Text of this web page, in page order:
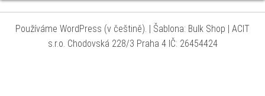
Používáme WordPress (v češtině). | Šablona: Bulk Shop | ACIT
s.r.o. Chodovská 228/3 Praha 4 IČ: 26454424